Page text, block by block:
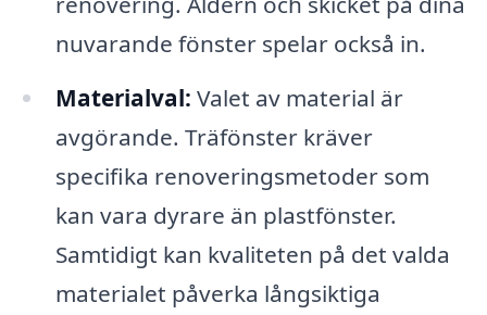
nuvarande fönster spelar också in.
Materialval: Valet av material är
avgörande. Träfönster kräver
specifika renoveringsmetoder som
kan vara dyrare än plastfönster.
Samtidigt kan kvaliteten på det valda
materialet påverka långsiktiga